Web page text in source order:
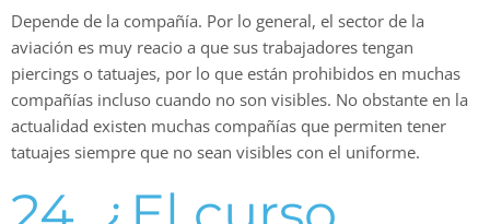
Depende de la compañía. Por lo general, el sector de la
aviación es muy reacio a que sus trabajadores tengan
piercings o tatuajes, por lo que están prohibidos en muchas
compañías incluso cuando no son visibles. No obstante en la
actualidad existen muchas compañías que permiten tener
tatuajes siempre que no sean visibles con el uniforme.